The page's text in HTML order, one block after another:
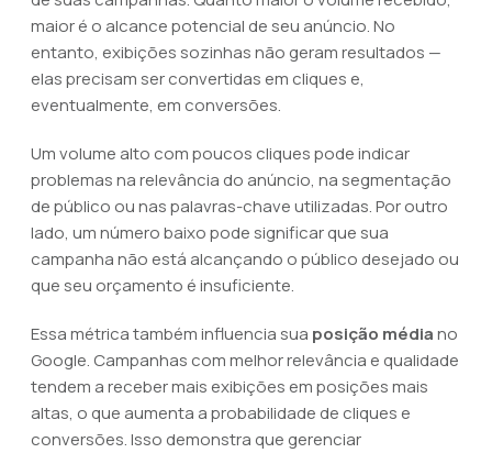
maior é o alcance potencial de seu anúncio. No
entanto, exibições sozinhas não geram resultados —
elas precisam ser convertidas em cliques e,
eventualmente, em conversões.
Um volume alto com poucos cliques pode indicar
problemas na relevância do anúncio, na segmentação
de público ou nas palavras-chave utilizadas. Por outro
lado, um número baixo pode significar que sua
campanha não está alcançando o público desejado ou
que seu orçamento é insuficiente.
Essa métrica também influencia sua posição médiano
Google. Campanhas com melhor relevância e qualidade
tendem a receber mais exibições em posições mais
altas, o que aumenta a probabilidade de cliques e
conversões. Isso demonstra que gerenciar